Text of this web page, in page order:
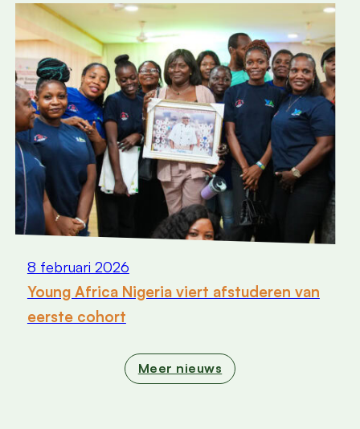
8 februari 2026
Young Africa Nigeria viert afstuderen van
eerste cohort
Meer nieuws